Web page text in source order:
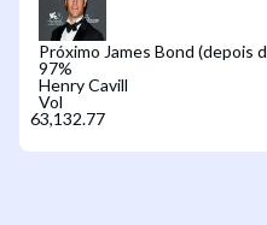
Próximo James Bond (depois
97%
Henry Cavill
Vol